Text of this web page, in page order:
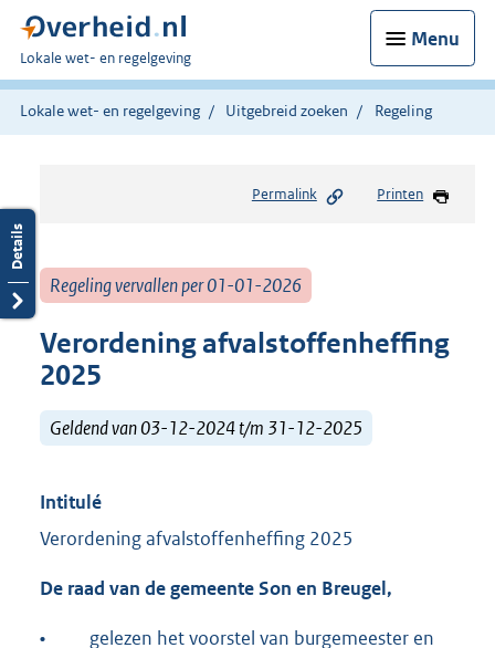
Menu
U
bent
hier:
Lokale wet- en regelgeving
Lokale wet- en regelgeving Uitgebreid zoeken Regeling
Permalink Printen
Regeling vervallen per 01-01-2026
Verordening afvalstoffenheffing
2025
Geldend van 03-12-2024 t/m 31-12-2025
Intitulé
Verordening afvalstoffenheffing 2025
De raad van de gemeente Son en Breugel,
•
gelezen het voorstel van burgemeester en